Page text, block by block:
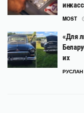
MOST
«Для
их
РУСЛАН